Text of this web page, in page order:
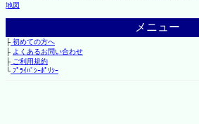
地図
メニュー
├初めての方へ
├ よくあるお問い合わせ
├ご利用規約
└ﾌﾟﾗｲﾊﾞｼｰﾎﾟﾘｼｰ